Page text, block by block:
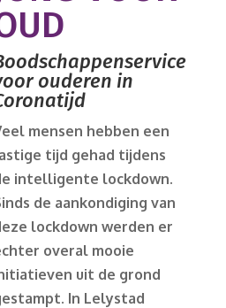
ouderen in
mensen hebben een
tijd gehad tijdens
intelligente lockdown.
de aankondiging van
lockdown werden er
overal mooie
uit de grond
In Lelystad